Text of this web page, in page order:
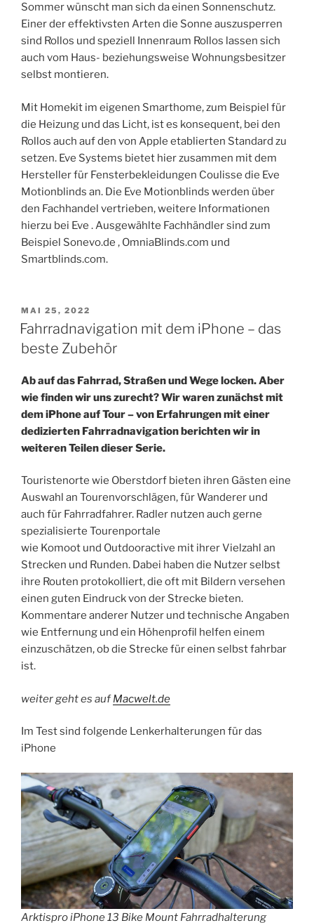
Sommer wünscht man sich da einen Sonnenschutz.
Einer der effektivsten Arten die Sonne auszusperren
sind Rollos und speziell Innenraum Rollos lassen sich
auch vom Haus- beziehungsweise Wohnungsbesitzer
selbst montieren.
Mit Homekit im eigenen Smarthome, zum Beispiel für
die Heizung und das Licht, ist es konsequent, bei den
Rollos auch auf den von Apple etablierten Standard zu
setzen. Eve Systems bietet hier zusammen mit dem
Hersteller für Fensterbekleidungen Coulisse die Eve
Motionblinds an. Die Eve Motionblinds werden über
den Fachhandel vertrieben, weitere Informationen
hierzu bei Eve . Ausgewählte Fachhändler sind zum
Beispiel Sonevo.de , OmniaBlinds.com und
Smartblinds.com.
VERÖFFENTLICHT
AM
MAI 25, 2022
Fahrradnavigation mit dem iPhone – das
beste Zubehör
Ab auf das Fahrrad, Straßen und Wege locken. Aber
wie finden wir uns zurecht? Wir waren zunächst mit
dem iPhone auf Tour – von Erfahrungen mit einer
dedizierten Fahrradnavigation berichten wir in
weiteren Teilen dieser Serie.
Touristenorte wie Oberstdorf bieten ihren Gästen eine
Auswahl an Tourenvorschlägen, für Wanderer und
auch für Fahrradfahrer. Radler nutzen auch gerne
spezialisierte Tourenportale
wie Komoot und Outdooractive mit ihrer Vielzahl an
Strecken und Runden. Dabei haben die Nutzer selbst
ihre Routen protokolliert, die oft mit Bildern versehen
einen guten Eindruck von der Strecke bieten.
Kommentare anderer Nutzer und technische Angaben
wie Entfernung und ein Höhenprofil helfen einem
einzuschätzen, ob die Strecke für einen selbst fahrbar
ist.
weiter geht es aufMacwelt.de
Im Test sind folgende Lenkerhalterungen für das
iPhone
Arktispro iPhone 13 Bike Mount Fahrradhalterung